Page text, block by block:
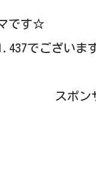
です☆
でございま
スポン